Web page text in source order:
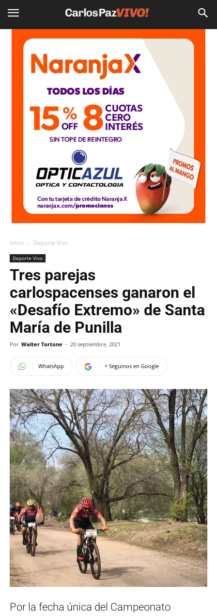
Inicio Deporte Vivo
Deporte Vivo
Tres parejas
carlospacenses ganaron el
«Desafío Extremo» de Santa
María de Punilla
Por Walter Tortone - 20 septiembre, 2021
WhatsApp + Seguinos en Google
Por la fecha única del Campeonato